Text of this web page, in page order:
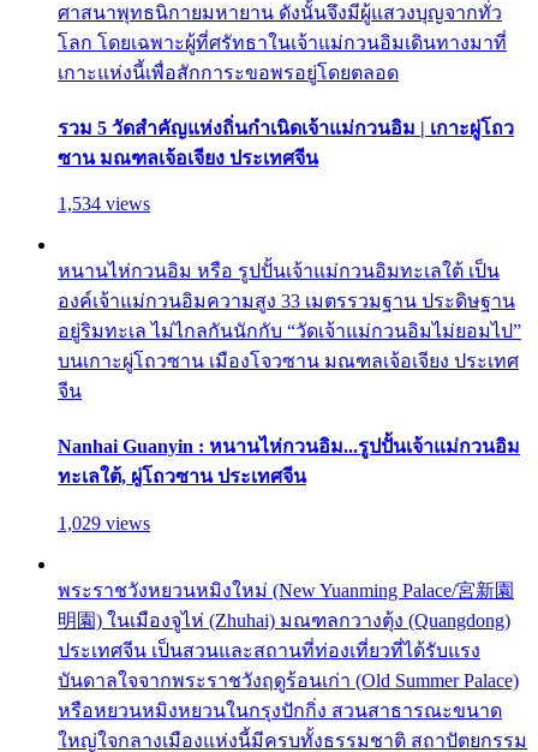
ศาสนาพุทธนิกายมหายาน ดังนั้นจึงมีผู้แสวงบุญจากทั่ว
โลก โดยเฉพาะผู้ที่ศรัทธาในเจ้าแม่กวนอิมเดินทางมาที่
เกาะแห่งนี้เพื่อสักการะขอพรอยู่โดยตลอด
รวม 5 วัดสำคัญแห่งถิ่นกำเนิดเจ้าแม่กวนอิม | เกาะผู่โถว
ซาน มณฑลเจ้อเจียง ประเทศจีน
1,534 views
หนานไห่กวนอิม หรือ รูปปั้นเจ้าแม่กวนอิมทะเลใต้ เป็น
องค์เจ้าแม่กวนอิมความสูง 33 เมตรรวมฐาน ประดิษฐาน
อยู่ริมทะเล ไม่ไกลกันนักกับ “วัดเจ้าแม่กวนอิมไม่ยอมไป”
บนเกาะผู่โถวซาน เมืองโจวซาน มณฑลเจ้อเจียง ประเทศ
จีน
Nanhai Guanyin : หนานไห่กวนอิม...รูปปั้นเจ้าแม่กวนอิม
ทะเลใต้, ผู่โถวซาน ประเทศจีน
1,029 views
พระราชวังหยวนหมิงใหม่ (New Yuanming Palace/宮新園
明園) ในเมืองจูไห่ (Zhuhai) มณฑลกวางตุ้ง (Quangdong)
ประเทศจีน เป็นสวนและสถานที่ท่องเที่ยวที่ได้รับแรง
บันดาลใจจากพระราชวังฤดูร้อนเก่า (Old Summer Palace)
หรือหยวนหมิงหยวนในกรุงปักกิ่ง สวนสาธารณะขนาด
ใหญ่ใจกลางเมืองแห่งนี้มีครบทั้งธรรมชาติ สถาปัตยกรรม